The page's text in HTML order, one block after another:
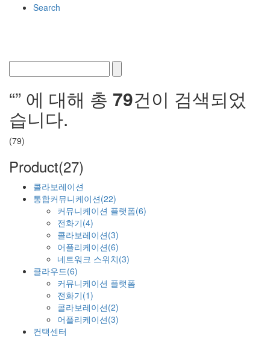
Search
“” 에 대해 총 79건이 검색되었
습니다.
(79)
Product(27)
콜라보레이션
통합커뮤니케이션(22)
커뮤니케이션 플랫폼(6)
전화기(4)
콜라보레이션(3)
어플리케이션(6)
네트워크 스위치(3)
클라우드(6)
커뮤니케이션 플랫폼
전화기(1)
콜라보레이션(2)
어플리케이션(3)
컨택센터